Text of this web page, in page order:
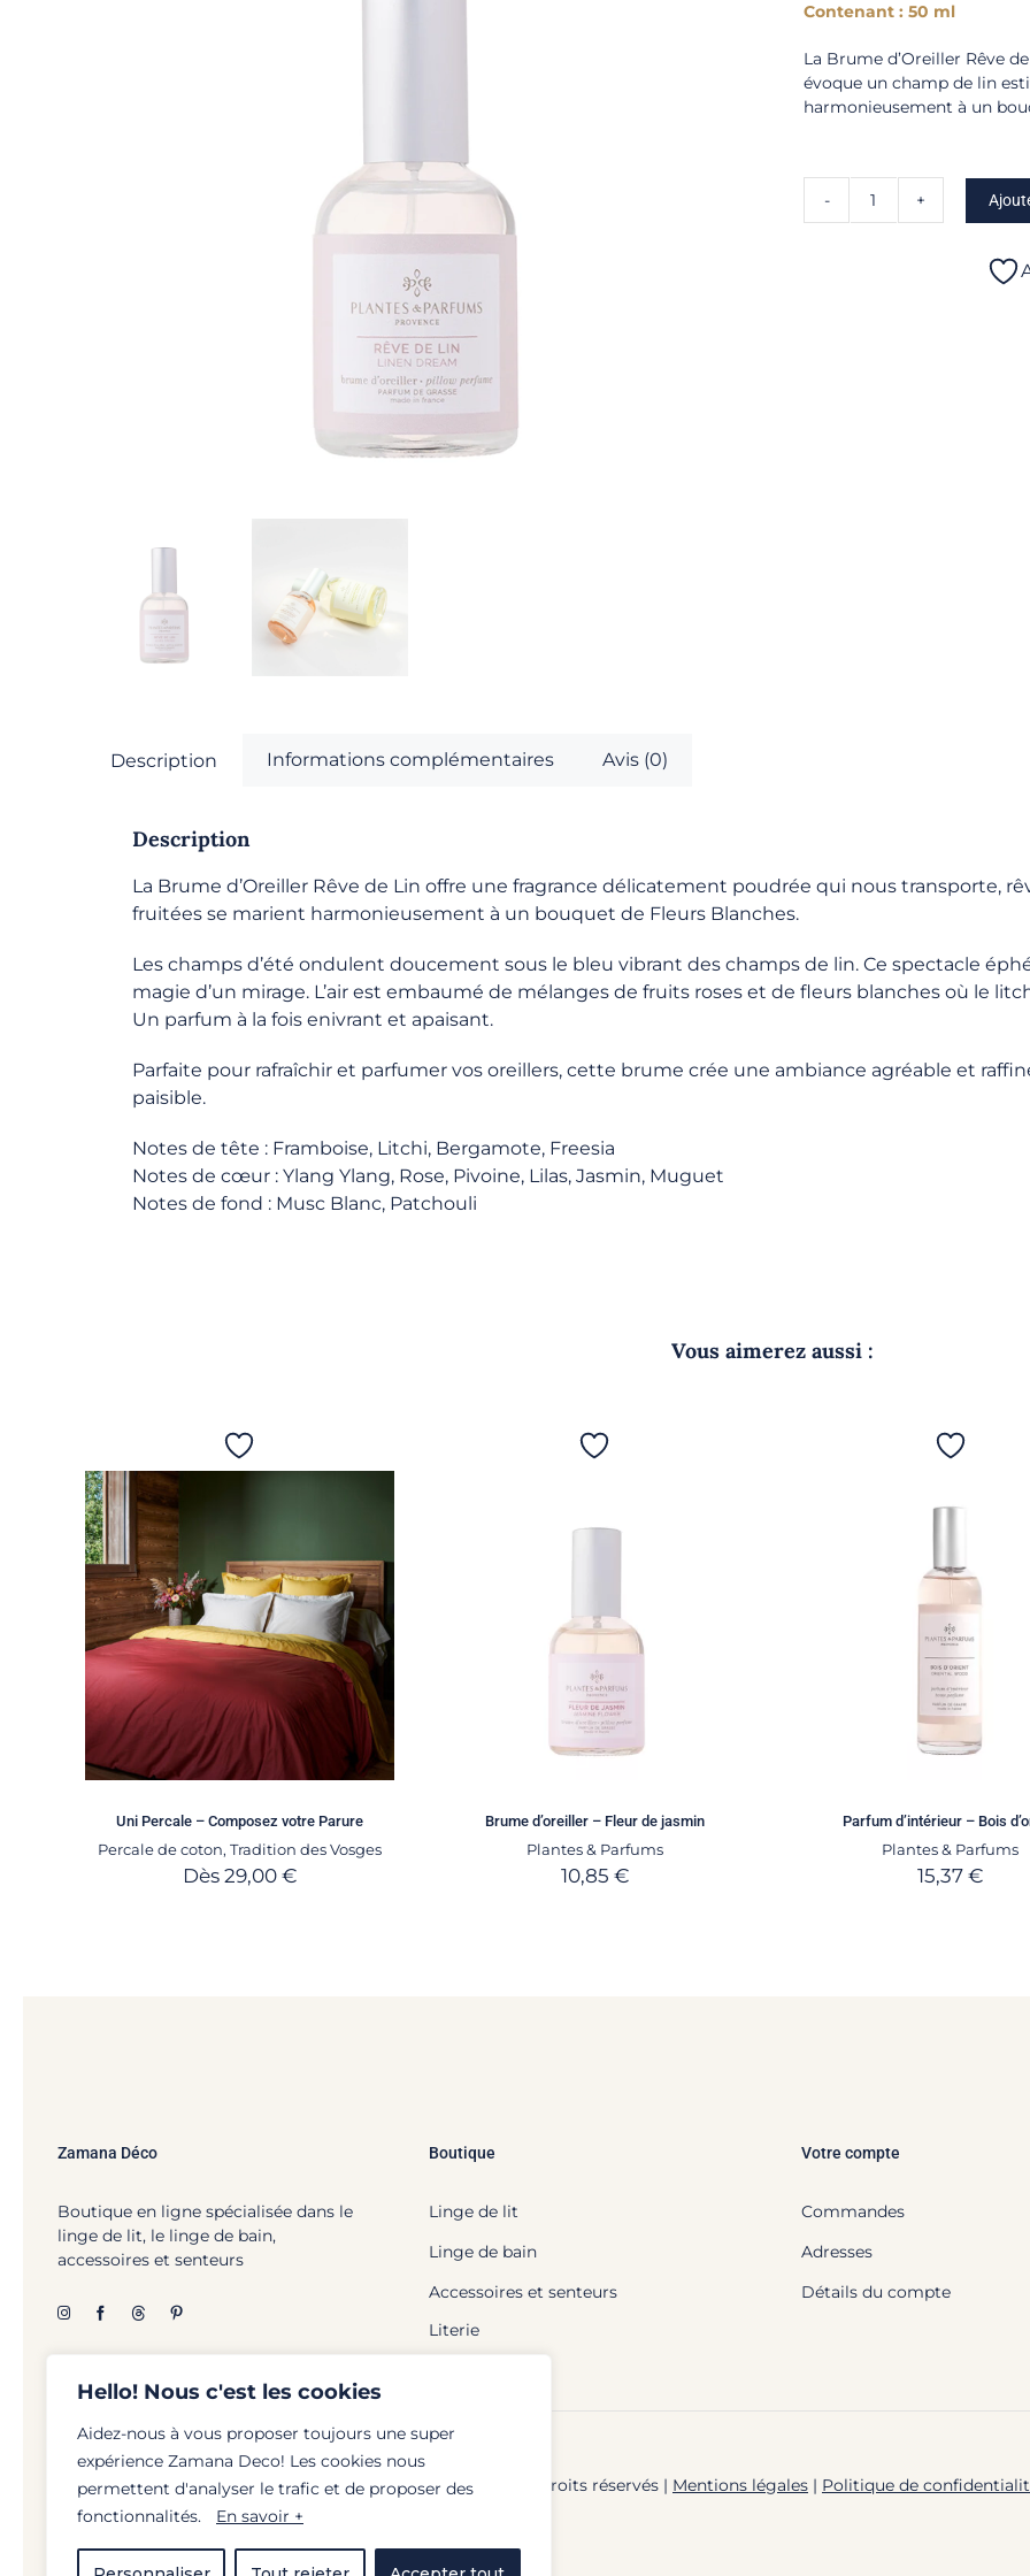
Hello! Nous c'est les cookies
Aidez-nous à vous proposer toujours une super
expérience Zamana Deco! Les cookies nous
permettent d'analyser le trafic et de proposer des
fonctionnalités.
En savoir +
Contenant : 50 ml
La Brume d’Oreiller Rêve
évoque un champ de lin
harmonieusement à un
quantité
Description Informations complémentaires Avis (0)
Description
La Brume d’Oreiller Rêve de Lin offre une fragrance délicatement poudrée qui nous transporte,
fruitées se marient harmonieusement à un bouquet de Fleurs Blanches.
Les champs d’été ondulent doucement sous le bleu vibrant des champs de lin. Ce spectacle
magie d’un mirage. L’air est embaumé de mélanges de fruits roses et de fleurs blanches où le
Un parfum à la fois enivrant et apaisant.
Parfaite pour rafraîchir et parfumer vos oreillers, cette brume crée une ambiance agréable et
paisible.
Notes de tête : Framboise, Litchi, Bergamote, Freesia
Notes de cœur : Ylang Ylang, Rose, Pivoine, Lilas, Jasmin, Muguet
Notes de fond : Musc Blanc, Patchouli
Vous aimerez aussi :
Uni Percale – Composez votre Parure
Percale de coton, Tradition des Vosges
Dès 29,00 €
Brume d’oreiller – Fleur de jasmin
Plantes & Parfums
10,85 €
Parfum d’intérieur – Bois
Plantes & Parfums
15,37€
Zamana Déco
Boutique en ligne spécialisée dans le
linge de lit, le linge de bain,
accessoires et senteurs
Boutique
Linge de lit
Linge de bain
Accessoires et senteurs
Literie
Votre compte
Commandes
Adresses
Détails du compte
© Zamana Déco - 2026 | Tous droits réservés | Mentions légales | Politique de